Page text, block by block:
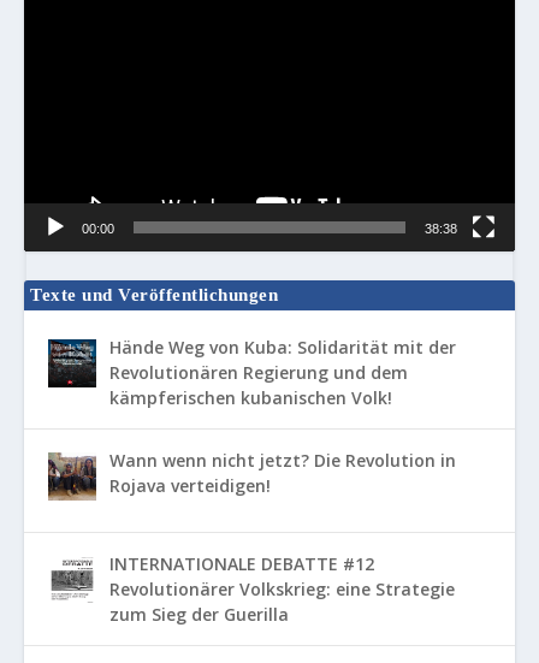
00:00 38:38
Texte und Veröffentlichungen
Hände Weg von Kuba: Solidarität mit der
Revolutionären Regierung und dem
kämpferischen kubanischen Volk!
Wann wenn nicht jetzt? Die Revolution in
Rojava verteidigen!
INTERNATIONALE DEBATTE #12
Revolutionärer Volkskrieg: eine Strategie
zum Sieg der Guerilla